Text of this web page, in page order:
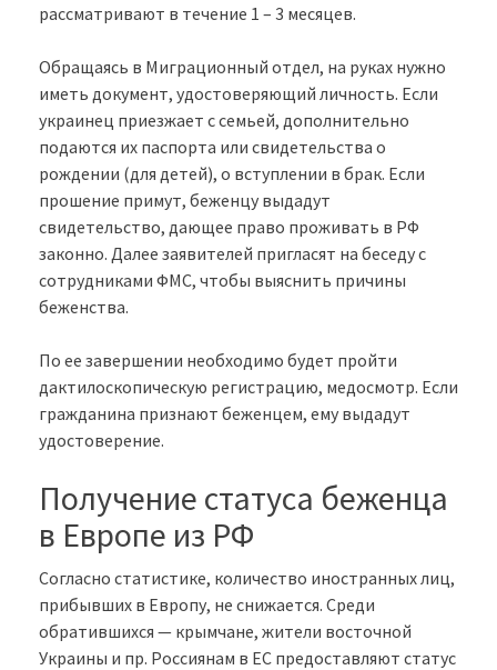
рассматривают в течение 1 – 3 месяцев.
Обращаясь в Миграционный отдел, на руках нужно
иметь документ, удостоверяющий личность. Если
украинец приезжает с семьей, дополнительно
подаются их паспорта или свидетельства о
рождении (для детей), о вступлении в брак. Если
прошение примут, беженцу выдадут
свидетельство, дающее право проживать в РФ
законно. Далее заявителей пригласят на беседу с
сотрудниками ФМС, чтобы выяснить причины
беженства.
По ее завершении необходимо будет пройти
дактилоскопическую регистрацию, медосмотр. Если
гражданина признают беженцем, ему выдадут
удостоверение.
Получение статуса беженца
в Европе из РФ
Согласно статистике, количество иностранных лиц,
прибывших в Европу, не снижается. Среди
обратившихся — крымчане, жители восточной
Украины и пр. Россиянам в ЕС предоставляют статус